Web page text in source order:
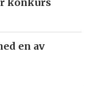
en av